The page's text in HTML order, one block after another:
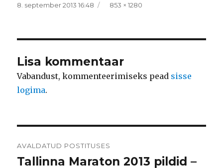
Postitatud
8. september 2013 16:48 Täissuurus
853 × 1280
Lisa kommentaar
Vabandust, kommenteerimiseks pead sisse
logima.
AVALDATUD POSTITUSES
Tallinna Maraton 2013 pildid –